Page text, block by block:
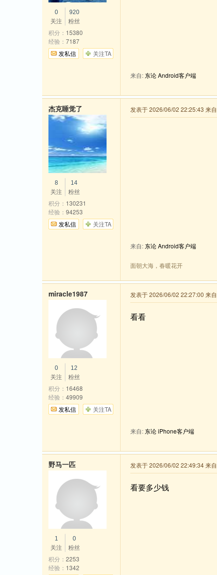
来自:东论 Android客户端
0
关注
920
粉丝
积分： 15380
经验： 7187
发私信
关注TA
发表于 2026/06/02 22:25:43 来
来自:东论 Android客户端
面朝大海，春暖花开
杰克睡觉了
8
关注
14
粉丝
积分： 130231
经验： 94253
发私信
关注TA
发表于 2026/06/02 22:27:00 来
看看
来自:东论 iPhone客户端
miracle1987
0
关注
12
粉丝
积分： 16468
经验： 49909
发私信
关注TA
发表于 2026/06/02 22:49:34 来
看要多少钱
野马一匹
1
关注
0
粉丝
积分： 2253
经验： 1342